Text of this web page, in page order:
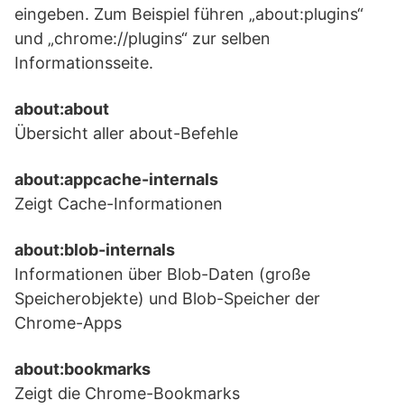
eingeben. Zum Beispiel führen „about:plugins“
und „chrome://plugins“ zur selben
Informationsseite.
about:about
Übersicht aller about-Befehle
about:appcache-internals
Zeigt Cache-Informationen
about:blob-internals
Informationen über Blob-Daten (große
Speicherobjekte) und Blob-Speicher der
Chrome-Apps
about:bookmarks
Zeigt die Chrome-Bookmarks